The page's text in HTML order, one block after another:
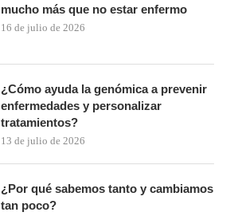
mucho más que no estar enfermo
16 de julio de 2026
¿Cómo ayuda la genómica a prevenir
enfermedades y personalizar
tratamientos?
13 de julio de 2026
¿Por qué sabemos tanto y cambiamos
tan poco?